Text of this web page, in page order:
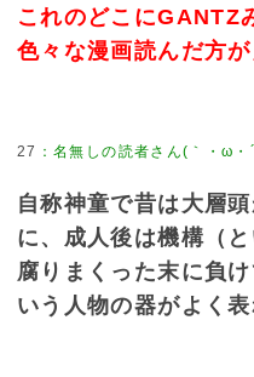
これのどこに
色々な漫画読んだ方
27 ：名無しの読者さん(｀・ω・
自称神童で昔は大層
に、成人後は機構（
腐りまくった末に負
いう人物の器がよく